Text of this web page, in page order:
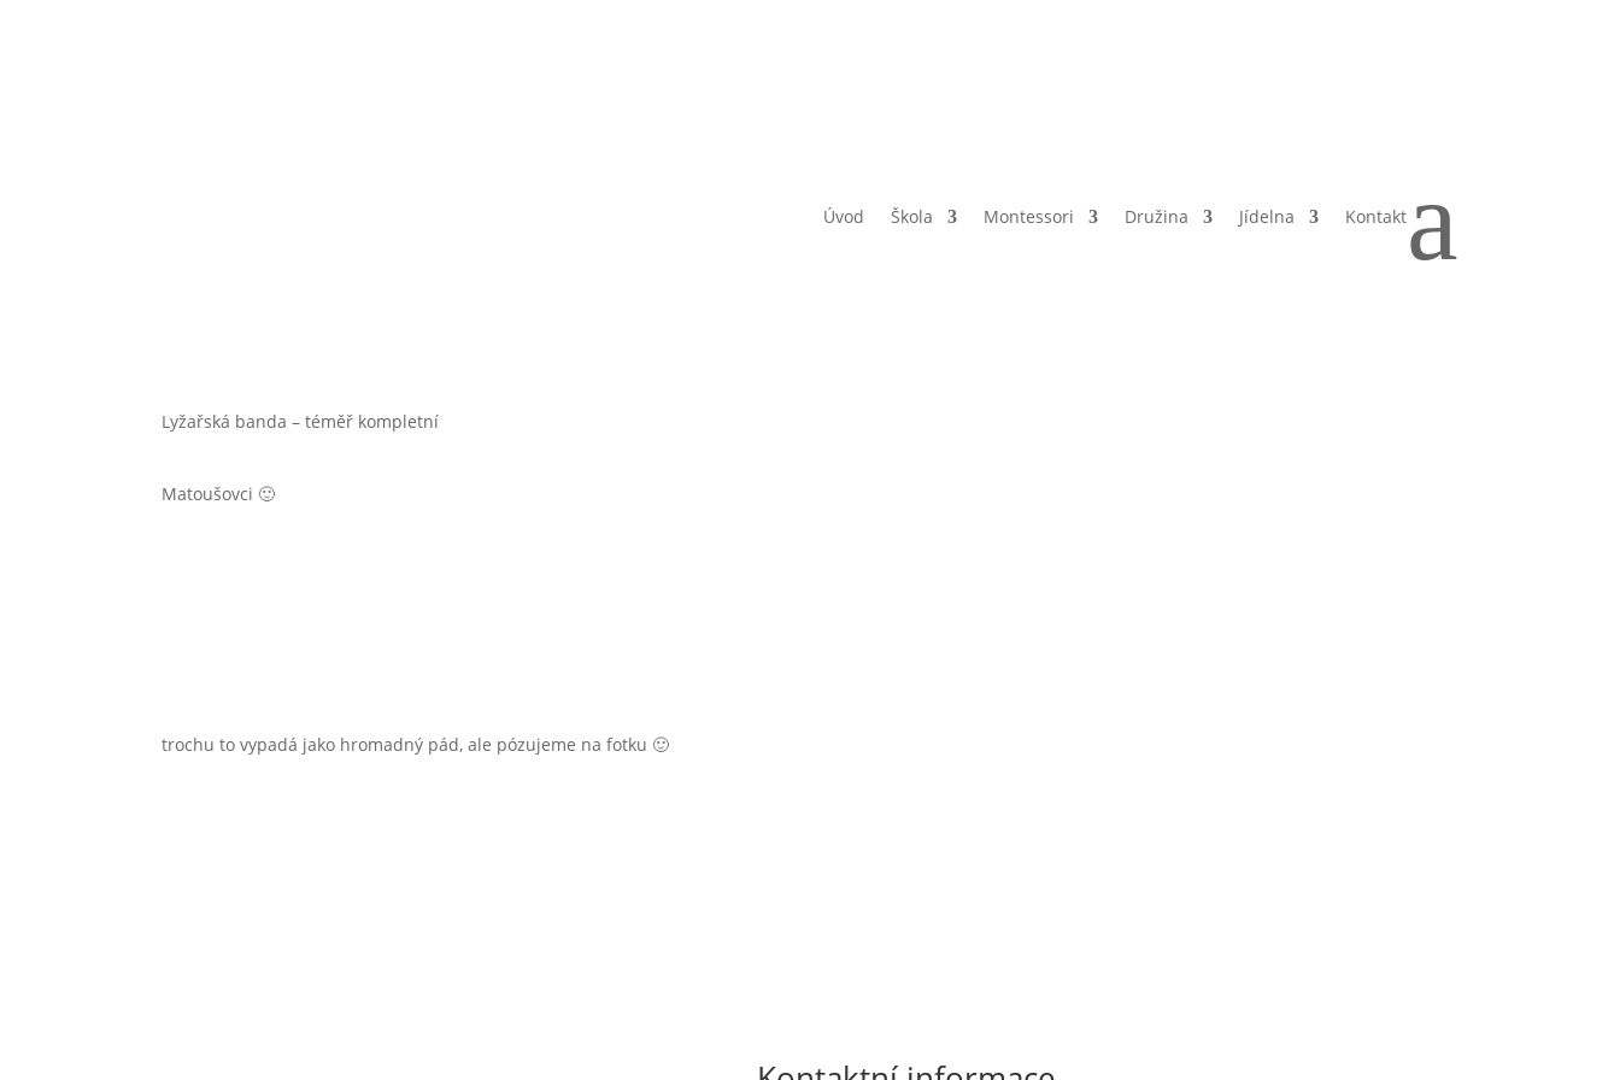
Úvod Škola Montessori Družina Jídelna Kontakta
Lyžařská banda – téměř kompletní
Matoušovci 🙂
trochu to vypadá jako hromadný pád, ale pózujeme na fotku 🙂